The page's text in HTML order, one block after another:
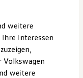
weitere
Interessen
Volkswagen
weitere